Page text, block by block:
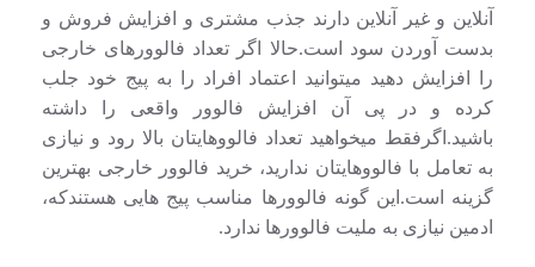
آنلاین و غیر آنلاین دارند جذب مشتری و افزایش فروش و
بدست آوردن سود است.حالا اگر تعداد فالوورهای خارجی
را افزایش دهید میتوانید اعتماد افراد را به پیج خود جلب
کرده و در پی آن افزایش فالوور واقعی را داشته
باشید.اگرفقط میخواهید تعداد فالووهایتان بالا رود و نیازی
به تعامل با فالووهایتان ندارید، خرید فالوور خارجی بهترین
گزینه است.این گونه فالوورها مناسب پیج هایی هستندکه،
ادمین نیازی به ملیت فالوورها ندارد.